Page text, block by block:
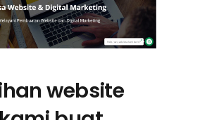
website